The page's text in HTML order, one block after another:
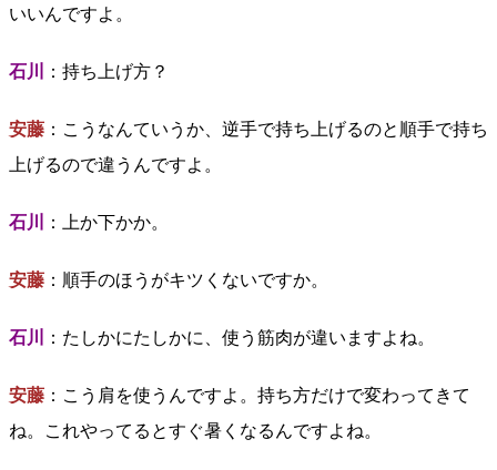
いいんですよ。
石川 ：持ち上げ方？
安藤 ：こうなんていうか、逆手で持ち上げるのと順手で持ち
上げるので違うんですよ。
石川 ：上か下かか。
安藤 ：順手のほうがキツくないですか。
石川 ：たしかにたしかに、使う筋肉が違いますよね。
安藤 ：こう肩を使うんですよ。持ち方だけで変わってきて
ね。これやってるとすぐ暑くなるんですよね。